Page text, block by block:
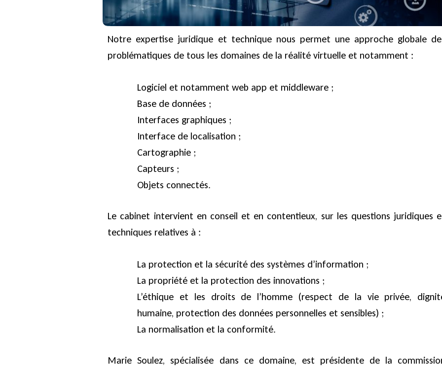
Notre expertise juridique et technique nous permet une approche globale
problématiques de tous les domaines de la réalité virtuelle et notamment :
Logiciel et notamment web app et middleware ;
Base de données ;
Interfaces graphiques ;
Interface de localisation ;
Cartographie ;
Capteurs ;
Objets connectés.
Le cabinet intervient en conseil et en contentieux, sur les questions juridiques
techniques relatives à :
La protection et la sécurité des systèmes d’information ;
La propriété et la protection des innovations ;
L’éthique et les droits de l’homme (respect de la vie privée,
humaine, protection des données personnelles et sensibles) ;
La normalisation et la conformité.
Marie Soulez, spécialisée dans ce domaine, est présidente de la